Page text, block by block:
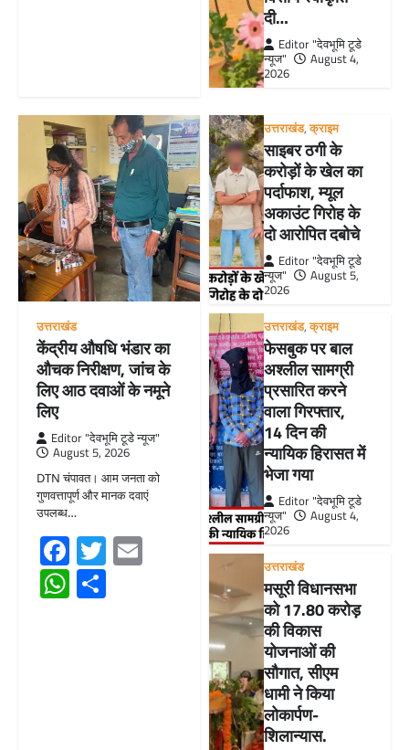
दी…
Editor "देवभूमि टूडे
न्यूज"
August 4,
2026
उत्तराखंड
केंद्रीय औषधि भंडार का
औचक निरीक्षण, जांच के
लिए आठ दवाओं के नमूने
लिए
Editor "देवभूमि टूडे न्यूज"
August 5, 2026
DTN चंपावत। आम जनता को
गुणवत्तापूर्ण और मानक दवाएं
उपलब्ध…
Facebook
TwitterEmail
WhatsApp
उत्तराखंड,क्राइम
साइबर ठगी के
करोड़ों के खेल का
पर्दाफाश, म्यूल
अकाउंट गिरोह के
दो आरोपित दबोचे
Editor "देवभूमि टूडे
न्यूज"
August 5,
2026
उत्तराखंड,क्राइम
फेसबुक पर बाल
अश्लील सामग्री
प्रसारित करने
वाला गिरफ्तार,
14 दिन की
न्यायिक हिरासत में
भेजा गया
Editor "देवभूमि टूडे
न्यूज"
August 4,
2026
उत्तराखंड
मसूरी विधानसभा
को 17.80 करोड़
की विकास
योजनाओं की
सौगात, सीएम
धामी ने किया
लोकार्पण-
शिलान्यास.